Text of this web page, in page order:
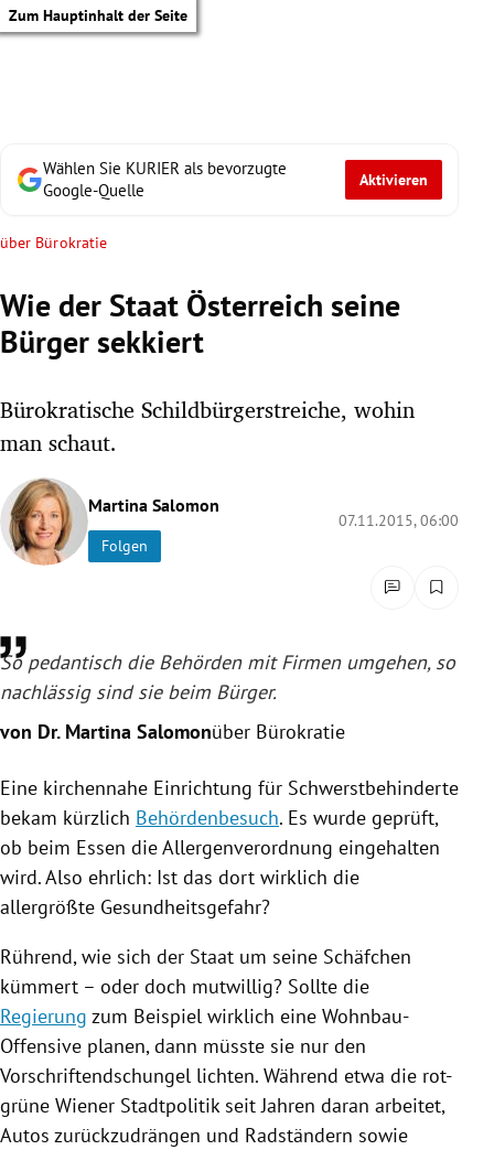
Zum Hauptinhalt der Seite
Untermenü
Untermenü
Untermenü
Untermenü
Untermenü
Untermenü
Wählen Sie KURIER als bevorzugte
Google-Quelle
Aktivieren
über Bürokratie
Wie der Staat Österreich seine
Bürger sekkiert
Bürokratische Schildbürgerstreiche, wohin
man schaut.
Martina Salomon
Folgen
07.11.2015, 06:00
So pedantisch die Behörden mit Firmen umgehen, so
nachlässig sind sie beim Bürger.
von Dr. Martina Salomonüber Bürokratie
Eine kirchennahe Einrichtung für Schwerstbehinderte
bekam kürzlich Behördenbesuch. Es wurde geprüft,
ob beim Essen dieAllergenverordnung eingehalten
wird. Also ehrlich: Ist das dort wirklich die
allergrößte Gesundheitsgefahr?
Rührend, wie sich der Staat um seine Schäfchen
kümmert – oder doch mutwillig? Sollte die
Regierung zum Beispiel wirklich eine Wohnbau-
Offensive planen, dann müsste sie nur den
Vorschriftendschungel lichten. Während etwa die rot-
grüne Wiener Stadtpolitik seit Jahren daran arbeitet,
Autos zurückzudrängen und Radständern sowie